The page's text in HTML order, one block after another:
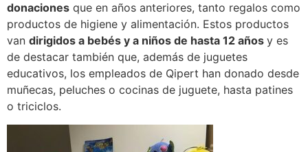
donaciones que en años anteriores, tanto regalos como
productos de higiene y alimentación. Estos productos
van dirigidos a bebés y a niños de hasta 12 años y es
de destacar también que, además de juguetes
educativos, los empleados de Qipert han donado desde
muñecas, peluches o cocinas de juguete, hasta patines
o triciclos.